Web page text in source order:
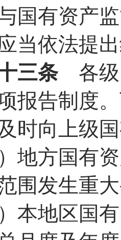
国有资产
当依法提
三条各级
报告制度
时向上级
方国有资
围发生重
地区国有